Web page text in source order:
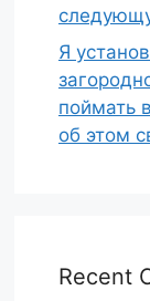
Я
поймать
об этом
Recent